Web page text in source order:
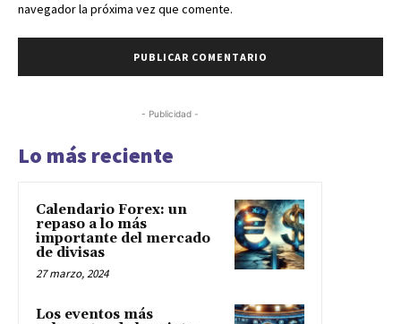
navegador la próxima vez que comente.
- Publicidad -
Lo más reciente
Calendario Forex: un
repaso a lo más
importante del mercado
de divisas
27 marzo, 2024
Los eventos más